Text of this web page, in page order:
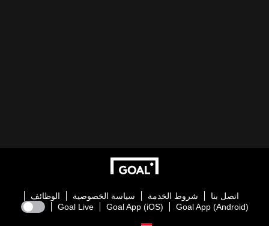
اتصل بنا شروط الخدمة سياسة الخصوصية
الوظائف
Goal App (Android)
Goal App (iOS)
Goal Live